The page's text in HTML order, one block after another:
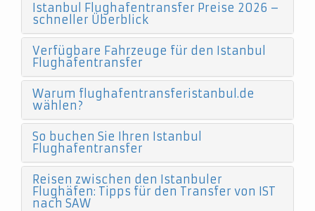
Istanbul Flughafentransfer Preise 2026 –
schneller Überblick
Verfügbare Fahrzeuge für den Istanbul
Flughafentransfer
Warum flughafentransferistanbul.de
wählen?
So buchen Sie Ihren Istanbul
Flughafentransfer
Reisen zwischen den Istanbuler
Flughäfen: Tipps für den Transfer von IST
nach SAW